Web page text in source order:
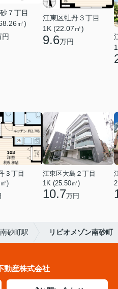
７丁目
㎡)
円
江東区牡丹３丁目
1K (22.07㎡)
9.6万円
３丁目
)
江東区大島２丁目
1K (25.50㎡)
10.7万円
南砂町駅 リビオメゾン南砂町
動産株式会社